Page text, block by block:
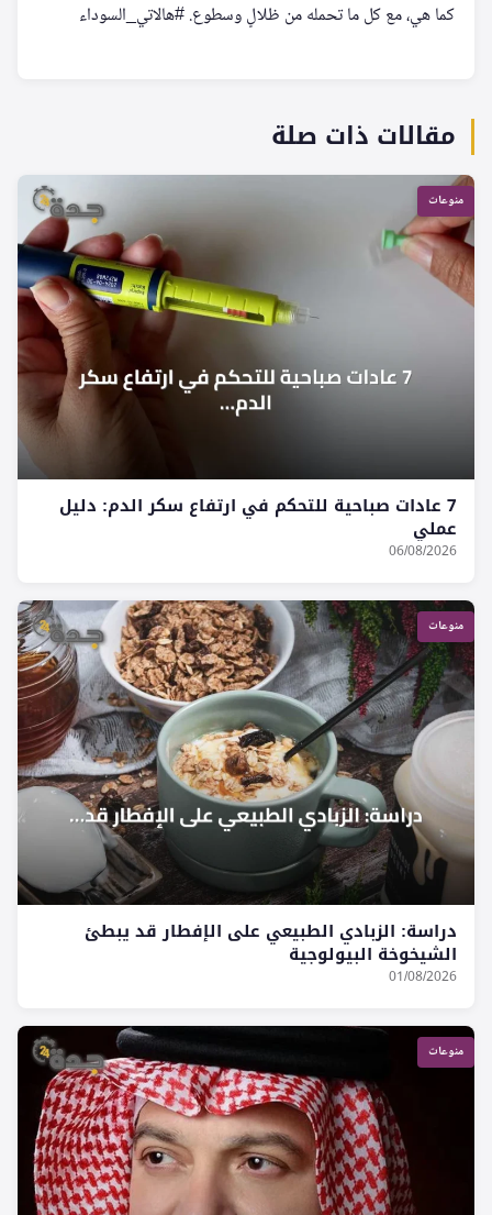
كما هي، مع كل ما تحمله من ظلالٍ وسطوع. #هالاتي_السوداء
مقالات ذات صلة
منوعات
7 عادات صباحية للتحكم في ارتفاع سكر الدم: دليل
عملي
06/08/2026
منوعات
دراسة: الزبادي الطبيعي على الإفطار قد يبطئ
الشيخوخة البيولوجية
01/08/2026
منوعات